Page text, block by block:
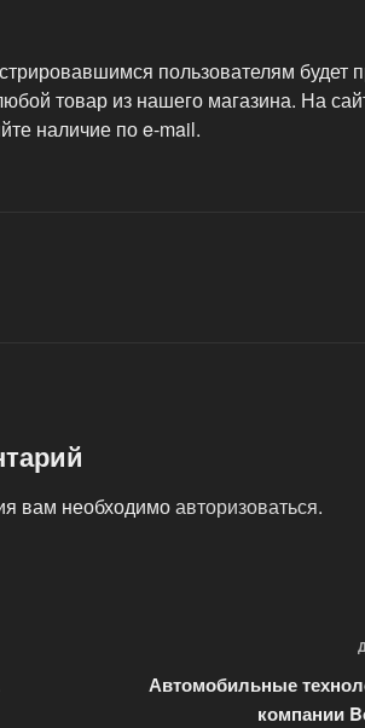
пользователям будет
товар из нашего магазина. На
наличие по e-mail.
вам необходимоавторизоваться.
Автомобильные
компании